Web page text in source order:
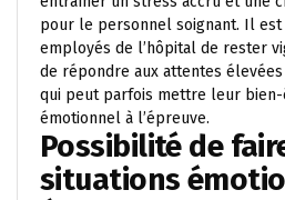
pour le personnel soignant. Il
employés de l’hôpital de rester
de répondre aux attentes
qui peut parfois mettre leur
émotionnel à l’épreuve.
Possibilité de
situations